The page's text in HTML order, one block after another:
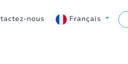
nous Français